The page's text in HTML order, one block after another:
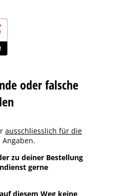
oder falsche
ausschliesslich für die
zu deiner Bestellung
gerne
diesem Weg keine